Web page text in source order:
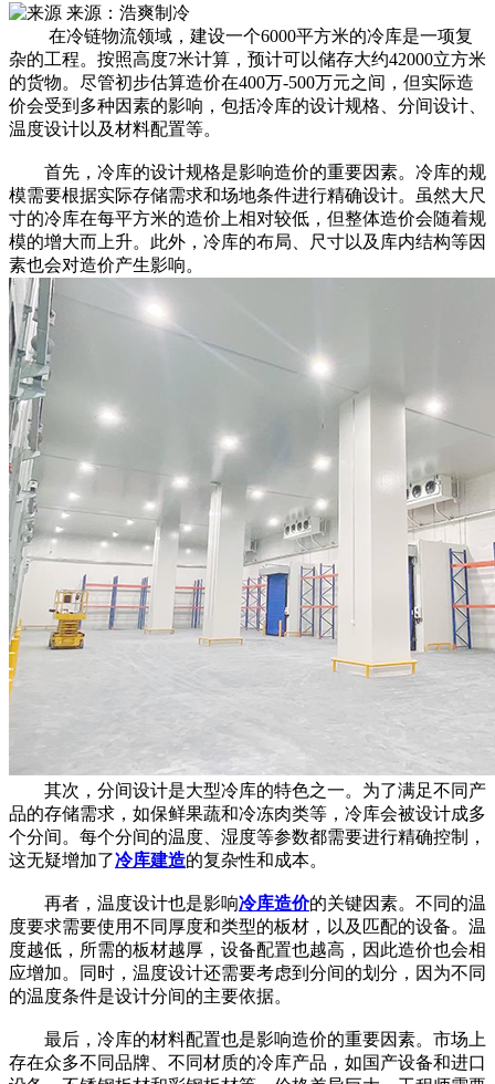
来源：浩爽制冷
在冷链物流领域，建设一个6000平方米的冷库是一项复
杂的工程。按照高度7米计算，预计可以储存大约42000立方米
的货物。尽管初步估算造价在400万-500万元之间，但实际造
价会受到多种因素的影响，包括冷库的设计规格、分间设计、
温度设计以及材料配置等。
首先，冷库的设计规格是影响造价的重要因素。冷库的规
模需要根据实际存储需求和场地条件进行精确设计。虽然大尺
寸的冷库在每平方米的造价上相对较低，但整体造价会随着规
模的增大而上升。此外，冷库的布局、尺寸以及库内结构等因
素也会对造价产生影响。
其次，分间设计是大型冷库的特色之一。为了满足不同产
品的存储需求，如保鲜果蔬和冷冻肉类等，冷库会被设计成多
个分间。每个分间的温度、湿度等参数都需要进行精确控制，
这无疑增加了冷库建造的复杂性和成本。
再者，温度设计也是影响冷库造价的关键因素。不同的温
度要求需要使用不同厚度和类型的板材，以及匹配的设备。温
度越低，所需的板材越厚，设备配置也越高，因此造价也会相
应增加。同时，温度设计还需要考虑到分间的划分，因为不同
的温度条件是设计分间的主要依据。
最后，冷库的材料配置也是影响造价的重要因素。市场上
存在众多不同品牌、不同材质的冷库产品，如国产设备和进口